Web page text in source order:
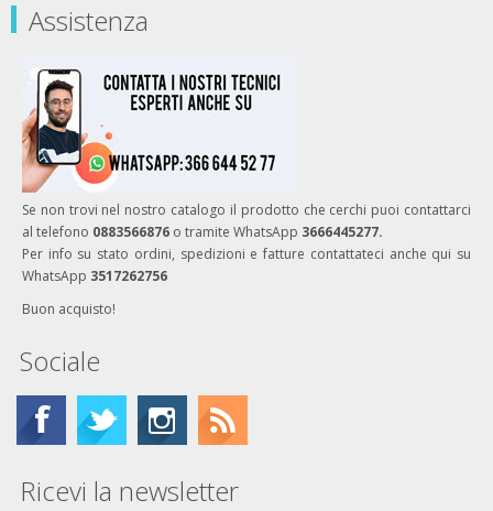
Assistenza
Se non trovi nel nostro catalogo il prodotto che cerchi puoi contattarci
al telefono 0883566876 o tramite WhatsApp 3666445277.
Per info su stato ordini, spedizioni e fatture contattateci anche qui su
WhatsApp 3517262756
Buon acquisto!
Sociale
Ricevi la newsletter